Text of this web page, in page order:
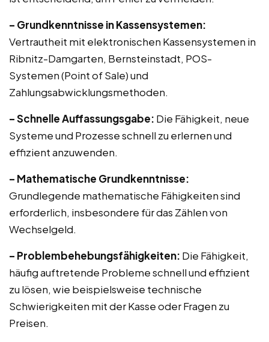
– Grundkenntnisse in Kassensystemen:
Vertrautheit mit elektronischen Kassensystemen in
Ribnitz-Damgarten, Bernsteinstadt, POS-
Systemen (Point of Sale) und
Zahlungsabwicklungsmethoden.
– Schnelle Auffassungsgabe: Die Fähigkeit, neue
Systeme und Prozesse schnell zu erlernen und
effizient anzuwenden.
– Mathematische Grundkenntnisse:
Grundlegende mathematische Fähigkeiten sind
erforderlich, insbesondere für das Zählen von
Wechselgeld.
– Problembehebungsfähigkeiten: Die Fähigkeit,
häufig auftretende Probleme schnell und effizient
zu lösen, wie beispielsweise technische
Schwierigkeiten mit der Kasse oder Fragen zu
Preisen.